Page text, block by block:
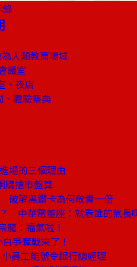
錄
人類教育場域
議室
、夜店
體驗祭典
場的三個理由
搶市盤算
破解黑鑽卡為何敢貴一倍
中華電董座：就看誰的氣長
龍：福氣啦！
爭奪戰來了！
員工能號令銀行總經理